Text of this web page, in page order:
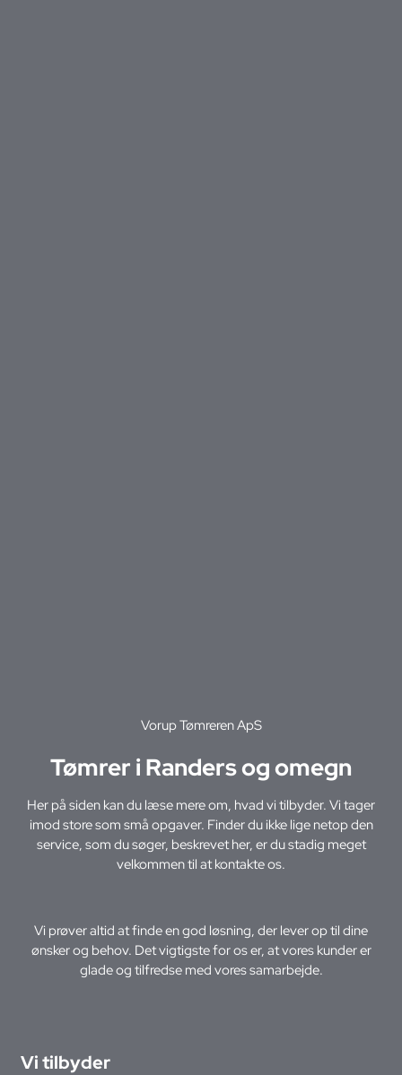
Vorup Tømreren ApS
Tømrer i Randers og omegn
Her på siden kan du læse mere om, hvad vi tilbyder. Vi tager
imod store som små opgaver. Finder du ikke lige netop den
service, som du søger, beskrevet her, er du stadig meget
velkommen til at kontakte os.
Vi prøver altid at finde en god løsning, der lever op til dine
ønsker og behov. Det vigtigste for os er, at vores kunder er
glade og tilfredse med vores samarbejde.
Vi tilbyder